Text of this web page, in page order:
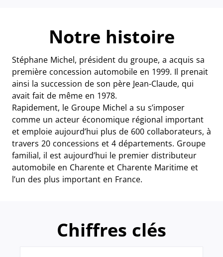
Notre histoire
Stéphane Michel, président du groupe, a acquis sa
première concession automobile en 1999. Il prenait
ainsi la succession de son père Jean-Claude, qui
avait fait de même en 1978.
Rapidement, le Groupe Michel a su s’imposer
comme un acteur économique régional important
et emploie aujourd’hui plus de 600 collaborateurs, à
travers 20 concessions et 4 départements. Groupe
familial, il est aujourd’hui le premier distributeur
automobile en Charente et Charente Maritime et
l’un des plus important en France.
Chiffres clés